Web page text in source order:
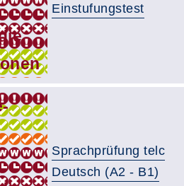
Einstufungstest
Sprachprüfung telc
Deutsch (A2 - B1)